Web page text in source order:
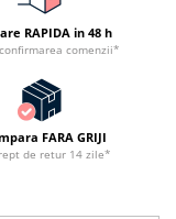
RAPIDA in 48 h
comenzii*
FARA GRIJI
de retur 14 zile*